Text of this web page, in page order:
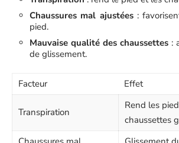
Chaussures mal ajustées:
pied.
Mauvaise qualité des chaussettes :
de glissement.
Facteur Effet
Transpiration
Rend les
chaussettes